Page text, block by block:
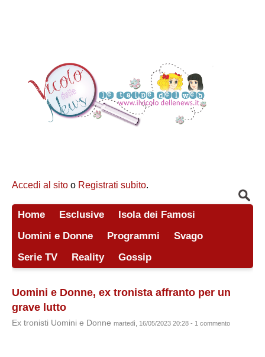
Accedi al sito o Registrati subito.
Home Esclusive
Isola dei Famosi
Uomini e Donne
Programmi
Svago
Serie TV
Reality Gossip
Uomini e Donne, ex tronista affranto per un
grave lutto
Ex tronisti Uomini e Donne martedì, 16/05/2023 20:28 - 1 commento